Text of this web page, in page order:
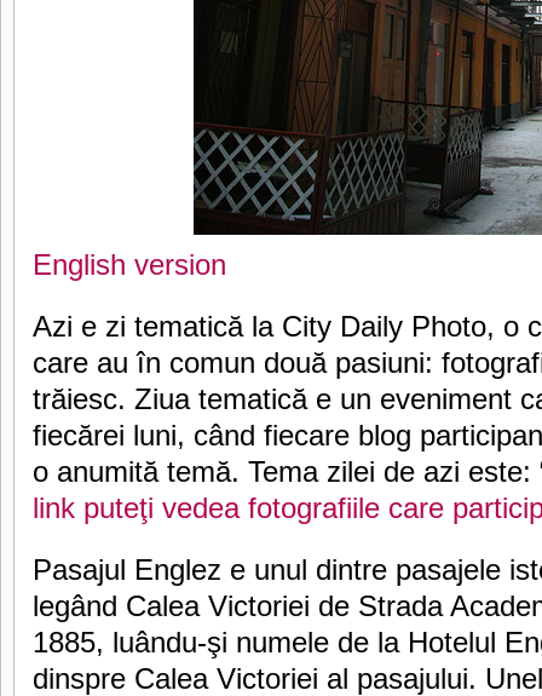
English version
Azi e zi tematică la City Daily Photo, o
care au în comun două pasiuni:
trăiesc. Ziua tematică e un eveniment
fiecărei luni, când fiecare blog
o anumită temă. Tema zilei de azi este:
link puteţi vedea fotografiile care
Pasajul Englez e unul dintre pasajele
legând Calea Victoriei de Strada
1885, luându-şi numele de la Hotelul
dinspre Calea Victoriei al pasajului.